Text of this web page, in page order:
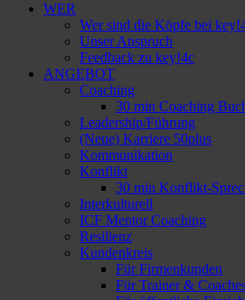
WER
Wer sind die Köpfe bei
Unser Anspruch
Feedback zu key!4c
ANGEBOT
Coaching
30 min Coaching
Leadership/Führung
(Neue) Karriere 50plus
Kommu­ni­ka­tion
Konflikt
30 min Konflikt-
Inter­kul­tu­rell
ICF Mentor Coaching
Resilienz
Kunden­kreis
Für Firmen­kunden
Für Trainer &